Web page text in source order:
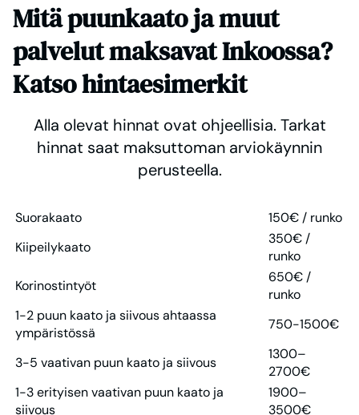
Mitä puunkaato ja muut
palvelut maksavat Inkoossa?
Katso hintaesimerkit
Alla olevat hinnat ovat ohjeellisia. Tarkat
hinnat saat maksuttoman arviokäynnin
perusteella.
Suorakaato
150€ / runko
Kiipeilykaato
350€ /
runko
Korinostintyöt
650€ /
runko
1-2 puun kaato ja siivous ahtaassa
ympäristössä
750-1500€
3-5 vaativan puun kaato ja siivous
1300–
2700€
1-3 erityisen vaativan puun kaato ja
siivous
1900–
3500€